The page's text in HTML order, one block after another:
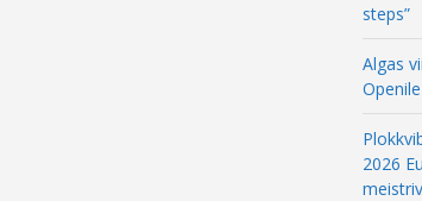
steps”
Algas
2026